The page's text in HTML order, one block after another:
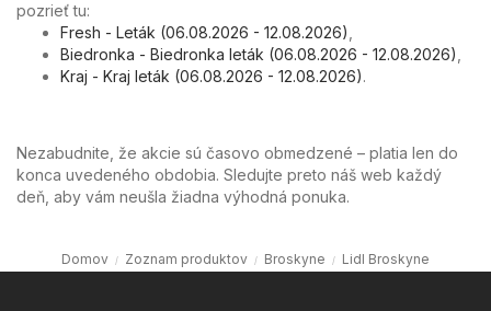
pozrieť tu:
Fresh - Leták (06.08.2026 - 12.08.2026)
Biedronka - Biedronka leták (06.08.2026 - 12.08.2026)
Kraj - Kraj leták (06.08.2026 - 12.08.2026).
Nezabudnite, že akcie sú časovo obmedzené – platia len do
konca uvedeného obdobia. Sledujte preto náš web každý
deň, aby vám neušla žiadna výhodná ponuka.
Domov Zoznam produktov Broskyne Lidl Broskyne